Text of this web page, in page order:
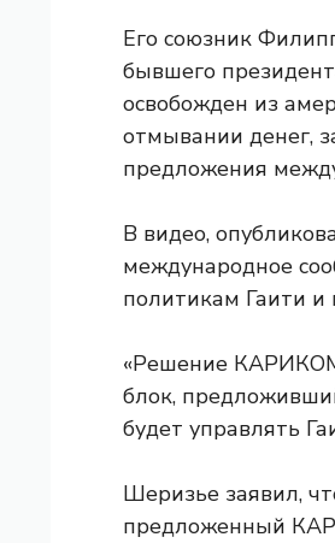
Его союзник
бывшего
освобожден из
отмывании денег,
предложения
В видео,
международное
политикам Гаити
«Решение
блок,
будет управлять
Шеризье заявил,
предложенный